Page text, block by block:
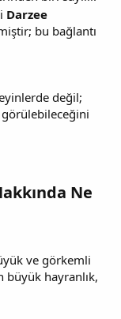
Darzee
bu bağlantı
değil;
görülebileceğini
Ne
ve görkemli
büyük hayranlık,